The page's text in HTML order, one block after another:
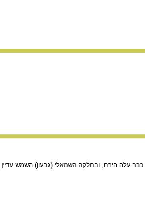
עלה הירח, ובחלקה השמאלי (גבעון) השמש עדיין